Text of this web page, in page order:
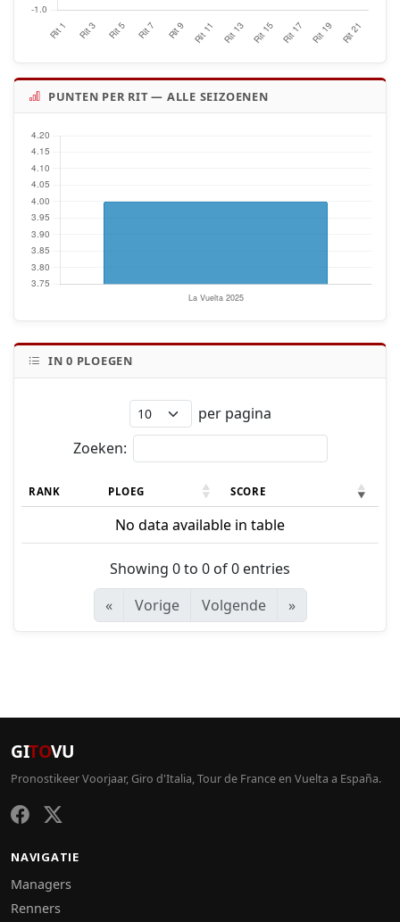
PUNTEN PER RIT — ALLE SEIZOENEN
IN0 PLOEGEN
per pagina
Zoeken:
RANK PLOEG SCORE
No data available in table
Showing 0 to 0 of 0 entries
«
Vorige Volgende »
GITOVU
Pronostikeer Voorjaar, Giro d'Italia, Tour de France en Vuelta a España.
NAVIGATIE
Managers
Renners